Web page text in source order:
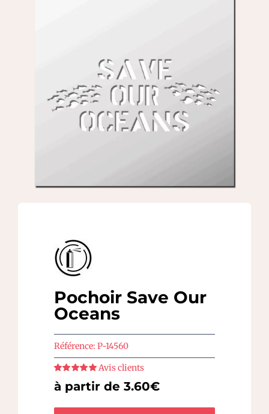
Pochoir Save Our
Oceans
Référence: P-14560
Note sur 5
Avis clients
à partir de 3.60€